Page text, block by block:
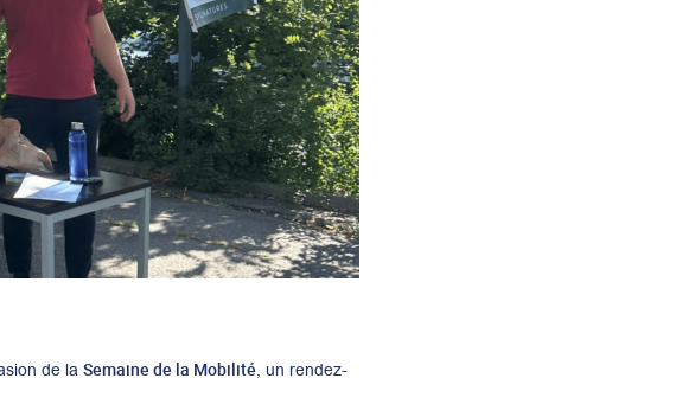
de laSemaine de la Mobilité, un rendez-